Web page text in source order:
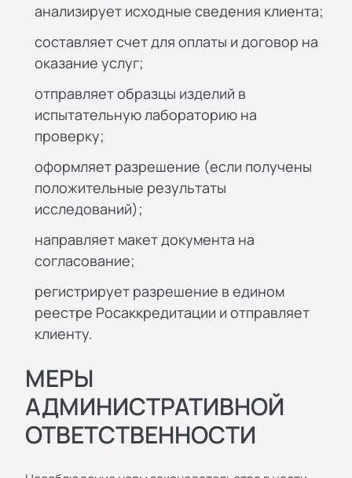
анализирует исходные сведения клиента;
составляет счет для оплаты и договор на
оказание услуг;
отправляет образцы изделий в
испытательную лабораторию на
проверку;
оформляет разрешение (если получены
положительные результаты
исследований);
направляет макет документа на
согласование;
регистрирует разрешение в едином
реестре Росаккредитации и отправляет
клиенту.
МЕРЫ
АДМИНИСТРАТИВНОЙ
ОТВЕТСТВЕННОСТИ